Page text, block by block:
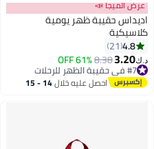
عرض الميجا 📣
اديداس حقيبة ظهر يومية
كلاسيكية
4.8
21
د.ك‏3.20
8.38
61% OFF #7 في حقيبة الظهر للرحلات
أقل سعر في السنة
#7 في حقيبة الظهر للرحلات احصل عليه خلال 14 - 15